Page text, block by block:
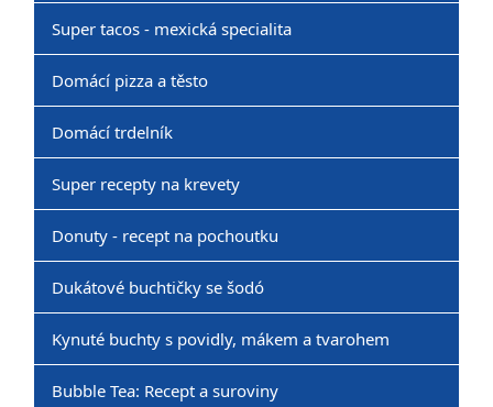
Super tacos - mexická specialita
Domácí pizza a těsto
Domácí trdelník
Super recepty na krevety
Donuty - recept na pochoutku
Dukátové buchtičky se šodó
Kynuté buchty s povidly, mákem a tvarohem
Bubble Tea: Recept a suroviny